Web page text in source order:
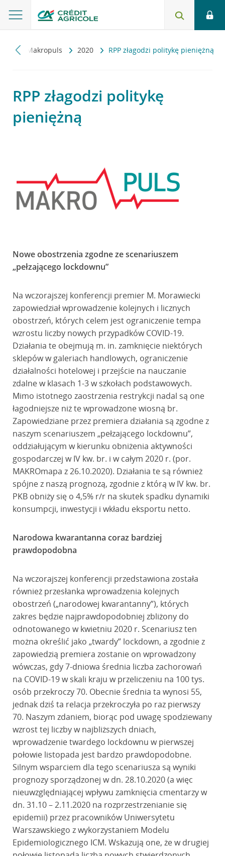
Makropuls 2020 RPP złagodzi politykę pieniężną
RPP złagodzi politykę
pieniężną
Nowe obostrzenia zgodne ze scenariuszem
„pełzającego lockdownu”
Na wczorajszej konferencji premier M. Morawiecki
zapowiedział wprowadzenie kolejnych i licznych
obostrzeń, których celem jest ograniczenie tempa
wzrostu liczby nowych przypadków COVID-19.
Działania te obejmują m. in. zamknięcie niektórych
sklepów w galeriach handlowych, ograniczenie
działalności hotelowej i przejście na nauczanie
zdalne w klasach 1-3 w szkołach podstawowych.
Mimo istotnego zaostrzenia restrykcji nadal są one
łagodniejsze niż te wprowadzone wiosną br.
Zapowiedziane przez premiera działania są zgodne z
naszym scenariuszem „pełzającego lockdownu”,
oddziałującym w kierunku obniżenia aktywności
gospodarczej w IV kw. br. i w całym 2020 r. (por.
MAKROmapa z 26.10.2020). Działania te są również
spójne z naszą prognozą, zgodnie z którą w IV kw. br.
PKB obniży się o 4,5% r/r na skutek spadku dynamiki
konsumpcji, inwestycji i wkładu eksportu netto.
Narodowa kwarantanna coraz bardziej
prawdopodobna
Na wczorajszej konferencji przedstawiona została
również przesłanka wprowadzenia kolejnych
obostrzeń („narodowej kwarantanny”), których
zakres będzie najprawdopodobniej zbliżony do
odnotowanego w kwietniu 2020 r. Scenariusz ten
można określić jako „twardy” lockdown, a zgodnie z
zapowiedzią premiera zostanie on wprowadzony
wówczas, gdy 7-dniowa średnia liczba zachorowań
na COVID-19 w skali kraju w przeliczeniu na 100 tys.
osób przekroczy 70. Obecnie średnia ta wynosi 55,
jednak dziś ta relacja przekroczyła po raz pierwszy
70. Naszym zdaniem, biorąc pod uwagę spodziewany
wzrost tej liczby w najbliższych dniach,
wprowadzenie twardego lockdownu w pierwszej
połowie listopada jest bardzo prawdopodobne.
Silnym wsparciem dla tego scenariusza są wyniki
prognozy sporządzonej w dn. 28.10.2020 (a więc
nieuwzględniającej wpływu zamknięcia cmentarzy w
dn. 31.10 – 2.11.2020 na rozprzestrzenianie się
epidemii) przez pracowników Uniwersytetu
Warszawskiego z wykorzystaniem Modelu
Epidemiologicznego ICM. Wskazują one, że w drugiej